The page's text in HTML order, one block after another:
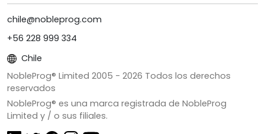
chile@nobleprog.com
+56 228 999 334
Chile
NobleProg® Limited 2005 - 2026 Todos los derechos
reservados
NobleProg® es una marca registrada de NobleProg
Limited y / o sus filiales.